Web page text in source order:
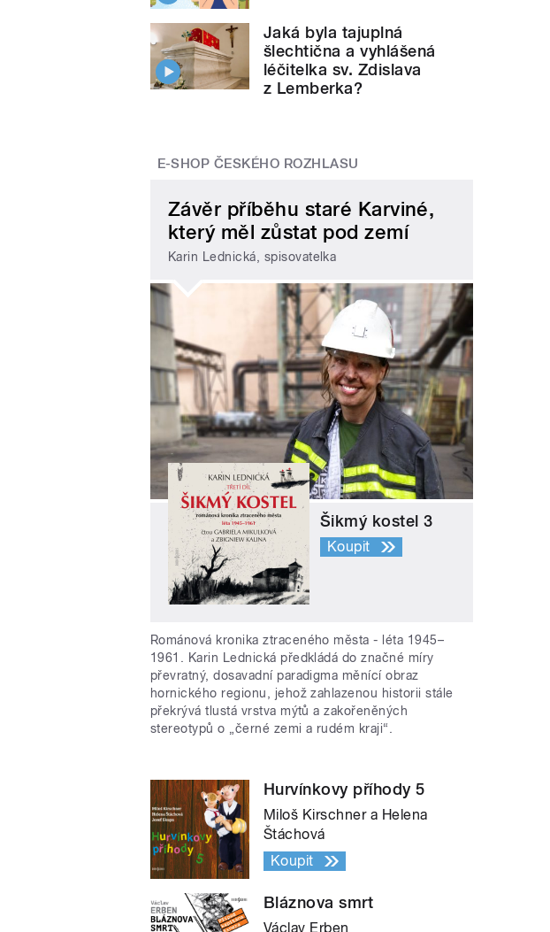
Jaká byla tajuplná
šlechtična a vyhlášená
léčitelka sv. Zdislava
z Lemberka?
E-SHOP ČESKÉHO ROZHLASU
Závěr příběhu staré Karviné,
který měl zůstat pod zemí
Karin Lednická, spisovatelka
Šikmý kostel 3
Koupit
Románová kronika ztraceného města - léta 1945–
1961. Karin Lednická předkládá do značné míry
převratný, dosavadní paradigma měnící obraz
hornického regionu, jehož zahlazenou historii stále
překrývá tlustá vrstva mýtů a zakořeněných
stereotypů o „černé zemi a rudém kraji“.
Hurvínkovy příhody 5
Miloš Kirschner a Helena
Štáchová
Koupit
Bláznova smrt
Václav Erben